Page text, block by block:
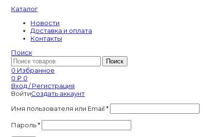
Каталог
Новости
Доставка и оплата
Контакты
Поиск
Поиск
0 Избранное
0 ₽ 0
Вход / Регистрация
ВойтиСоздать аккаунт
Имя пользователя или Email *
Пароль*